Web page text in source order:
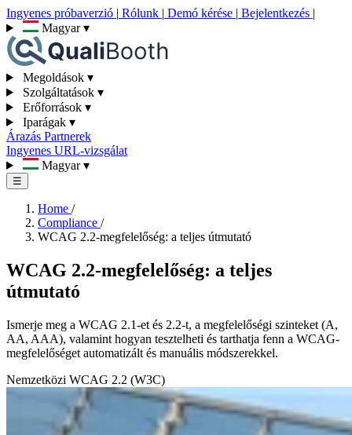
Ingyenes próbaverzió | Rólunk | Demó kérése | Bejelentkezés |
Magyar▾
Megoldások ▾
Szolgáltatások ▾
Erőforrások ▾
Iparágak ▾
Árazás Partnerek
Ingyenes URL-vizsgálat
Magyar▾
☰
Home /
Compliance /
WCAG 2.2-megfelelőség: a teljes útmutató
WCAG 2.2-megfelelőség: a teljes
útmutató
Ismerje meg a WCAG 2.1-et és 2.2-t, a megfelelőségi szinteket (A,
AA, AAA), valamint hogyan tesztelheti és tarthatja fenn a WCAG-
megfelelőséget automatizált és manuális módszerekkel.
Nemzetközi WCAG 2.2 (W3C)